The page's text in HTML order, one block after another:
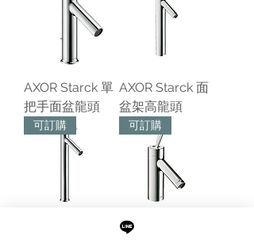
AXOR Starck 單
把手面盆龍頭
AXOR Starck 面
盆架高龍頭
可訂購 可訂購
AXOR Starck 單